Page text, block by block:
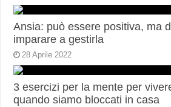
Ansia: può essere positiva, ma
imparare a gestirla
28 Aprile 2022
3 esercizi per la mente per
quando siamo bloccati in casa